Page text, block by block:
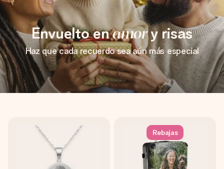
Envuelto enamory risas
Haz que cada recuerdo sea aún más especial
Rebajas